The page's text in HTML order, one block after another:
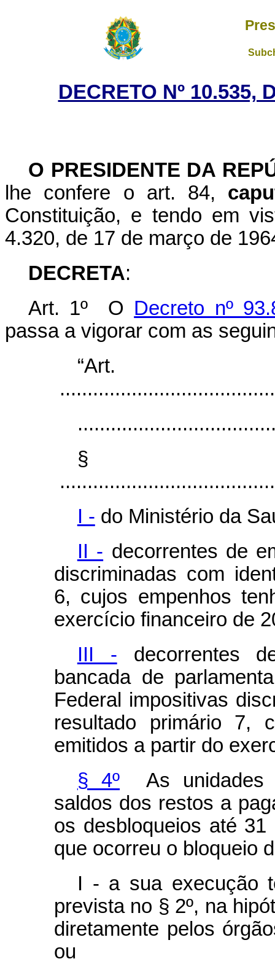
DECRETO Nº 10.535,
O PRESIDENTE DA
lhe confere o art. 84,
Constituição, e tendo em
4.320, de 17 de março de
DECRETA:
Art. 1º O Decreto nº
passa a vigorar com as
§
I - do Ministério da
II - decorrentes de
discriminadas com
6, cujos empenhos
exercício financeiro de
III - decorrentes
bancada de
Federal impositivas
resultado primário 7,
emitidos a partir do
§ 4º As unidades
saldos dos restos a
os desbloqueios até
que ocorreu o bloqueio
I - a sua execução
prevista no § 2º, na
diretamente pelos
ou